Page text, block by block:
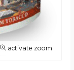
activate zoom